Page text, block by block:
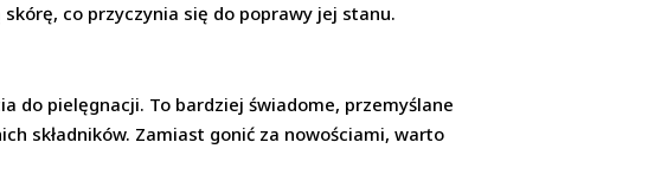
co przyczynia się do poprawy jej stanu.
do pielęgnacji. To bardziej świadome, przemyślane
składników. Zamiast gonić za nowościami, warto